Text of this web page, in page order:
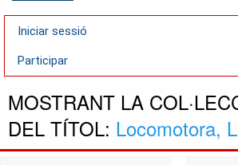
Iniciar sessió
Participar
MOSTRANT LA
DEL TÍTOL: Locomotora,